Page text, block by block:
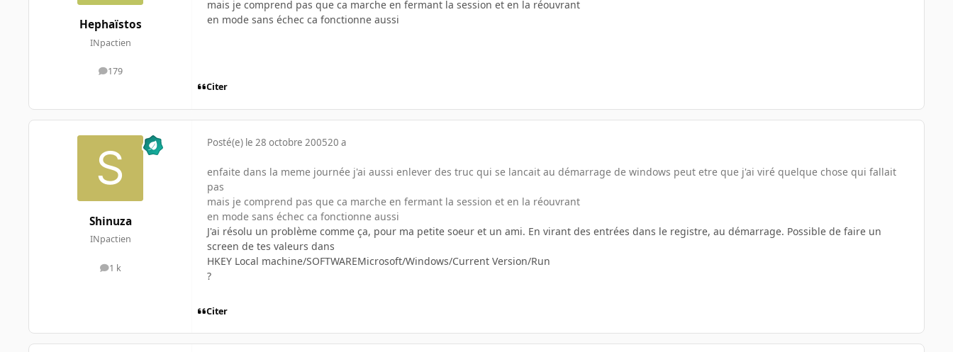
Hephaïstos
INpactien
179
messages
mais je comprend pas que ca marche en fermant la session et en la réouvrant
en mode sans échec ca fonctionne aussi
Citer
Shinuza
INpactien
1 k
messages
Posté(e) le 28 octobre 200520 a
enfaite dans la meme journée j'ai aussi enlever des truc qui se lancait au démarrage de windows peut etre que j'ai viré quelque chose qui fallait
pas
mais je comprend pas que ca marche en fermant la session et en la réouvrant
en mode sans échec ca fonctionne aussi
J'ai résolu un problème comme ça, pour ma petite soeur et un ami. En virant des entrées dans le registre, au démarrage. Possible de faire un
screen de tes valeurs dans
HKEY Local machine/SOFTWAREMicrosoft/Windows/Current Version/Run
?
Citer